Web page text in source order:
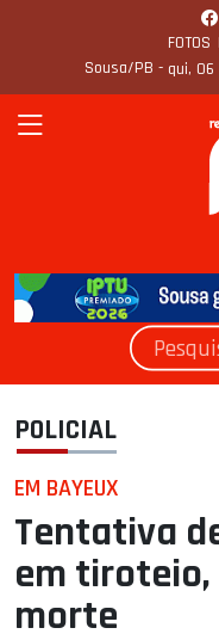
FOTOS
Sousa/PB - qui,
POLICIAL
EM BAYEUX
Tentativa
em tiroteio,
morte